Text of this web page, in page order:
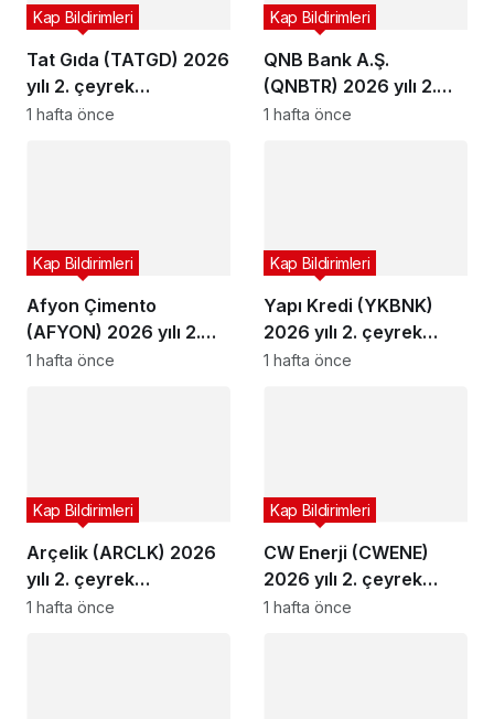
Tat Gıda (TATGD) 2026
yılı 2. çeyrek
bilançosunu açıkladı
Kap Bildirimleri
1 hafta önce
QNB Bank A.Ş.
(QNBTR) 2026 yılı 2.
çeyrek bilançosunu
Kap Bildirimleri
1 hafta önce
Afyon Çimento
(AFYON) 2026 yılı 2.
çeyrek bilançosunu
Kap Bildirimleri
1 hafta önce
Yapı Kredi (YKBNK)
2026 yılı 2. çeyrek
bilançosunu açıkladı
Kap Bildirimleri
1 hafta önce
Arçelik (ARCLK) 2026
yılı 2. çeyrek
bilançosunu açıkladı
Kap Bildirimleri
1 hafta önce
CW Enerji (CWENE)
2026 yılı 2. çeyrek
bilançosunu açıkladı
Kap Bildirimleri
1 hafta önce